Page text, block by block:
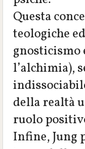
Questa
teologiche
gnosticismo
l’alchimia),
della realtà
ruolo
Infine, Jung